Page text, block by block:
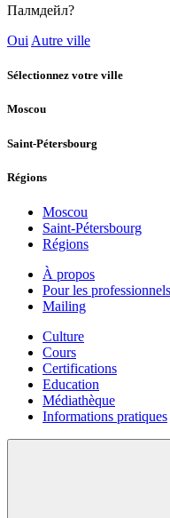
Палмдейл?
Oui Autre ville
Sélectionnez votre ville
Moscou
Saint-Pétersbourg
Régions
Moscou
Saint-Pétersbourg
Régions
À propos
Pour les professionnels
Mailing
Culture
Cours
Certifications
Education
Médiathèque
Informations pratiques